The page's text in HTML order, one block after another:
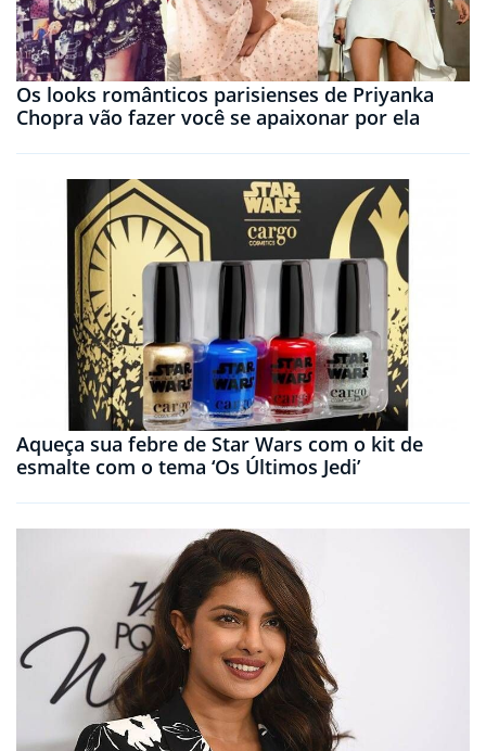
Os looks românticos parisienses de Priyanka
Chopra vão fazer você se apaixonar por ela
Aqueça sua febre de Star Wars com o kit de
esmalte com o tema ‘Os Últimos Jedi’